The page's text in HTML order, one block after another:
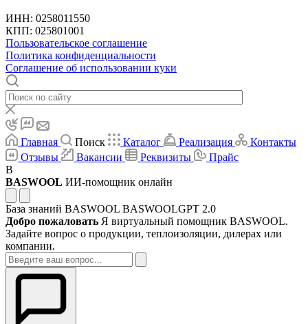
ИНН: 0258011550
КПП: 025801001
Пользовательское соглашение
Политика конфиденциальности
Соглашение об использовании куки
Главная Поиск Каталог Реализация
Контакты
Отзывы
Вакансии Реквизиты
Прайс
B
BASWOOL ИИ-помощник онлайн
База знаний BASWOOL BASWOOLGPT 2.0
Добро пожаловать Я виртуальный помощник BASWOOL.
Задайте вопрос о продукции, теплоизоляции, дилерах или
компании.